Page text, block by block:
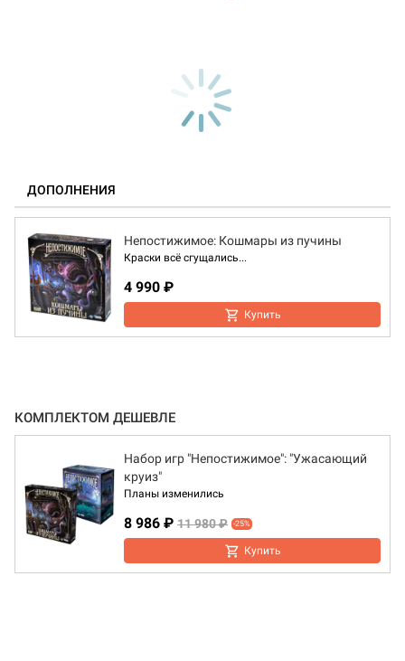
ДОПОЛНЕНИЯ
Непостижимое: Кошмары из пучины
Краски всё сгущались...
4 990 ₽
Купить
КОМПЛЕКТОМ ДЕШЕВЛЕ
Набор игр "Непостижимое": "Ужасающий
круиз"
Планы изменились
8 986 ₽ 11 980 ₽ -25%
Купить